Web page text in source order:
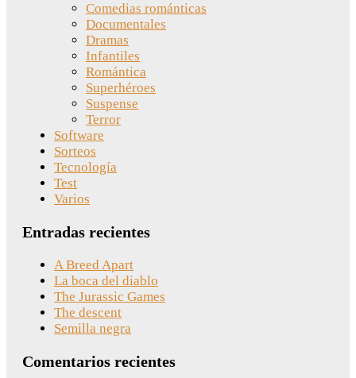
Comedias románticas
Documentales
Dramas
Infantiles
Romántica
Superhéroes
Suspense
Terror
Software
Sorteos
Tecnología
Test
Varios
Entradas recientes
A Breed Apart
La boca del diablo
The Jurassic Games
The descent
Semilla negra
Comentarios recientes